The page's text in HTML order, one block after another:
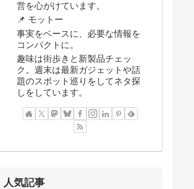
営を心がけています。
📌 モットー
事実をベースに、必要な情報を
コンパクトに。
趣味は街歩きと新製品チェッ
ク。週末は最新ガジェットや話
題のスポット巡りをしてネタ探
しをしています。
人気記事